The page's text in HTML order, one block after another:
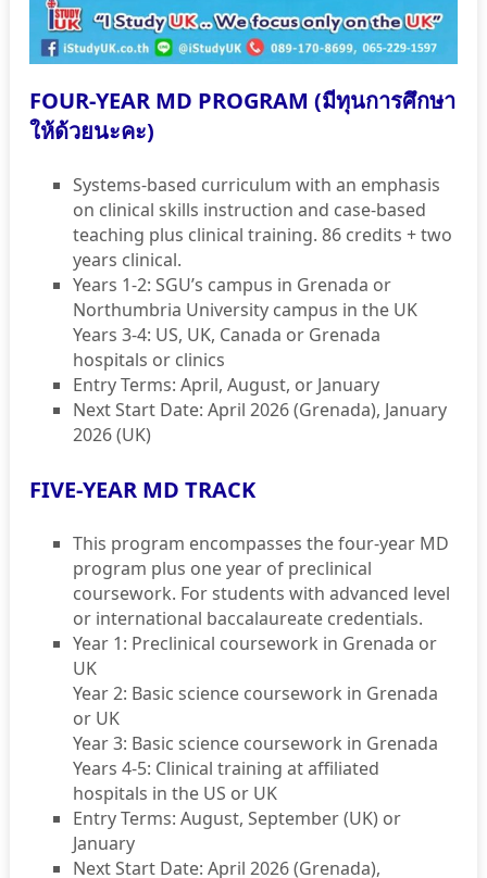
FOUR-YEAR MD PROGRAM (มีทุนการศึกษา
ให้ด้วยนะคะ)
Systems-based curriculum with an emphasis
on clinical skills instruction and case-based
teaching plus clinical training. 86 credits + two
years clinical.
Years 1-2: SGU’s campus in Grenada or
Northumbria University campus in the UK
Years 3-4: US, UK, Canada or Grenada
hospitals or clinics
Entry Terms: April, August, or January
Next Start Date: April 2026 (Grenada), January
2026 (UK)
FIVE-YEAR MD TRACK
This program encompasses the four-year MD
program plus one year of preclinical
coursework. For students with advanced level
or international baccalaureate credentials.
Year 1: Preclinical coursework in Grenada or
UK
Year 2: Basic science coursework in Grenada
or UK
Year 3: Basic science coursework in Grenada
Years 4-5: Clinical training at affiliated
hospitals in the US or UK
Entry Terms: August, September (UK) or
January
Next Start Date: April 2026 (Grenada),